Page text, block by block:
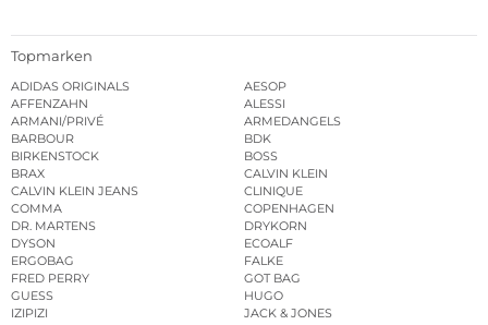
Topmarken
ADIDAS ORIGINALS
AESOP
AFFENZAHN
ALESSI
ARMANI/PRIVÉ
ARMEDANGELS
BARBOUR
BDK
BIRKENSTOCK
BOSS
BRAX
CALVIN KLEIN
CALVIN KLEIN JEANS
CLINIQUE
COMMA
COPENHAGEN
DR. MARTENS
DRYKORN
DYSON
ECOALF
ERGOBAG
FALKE
FRED PERRY
GOT BAG
GUESS
HUGO
IZIPIZI
JACK & JONES